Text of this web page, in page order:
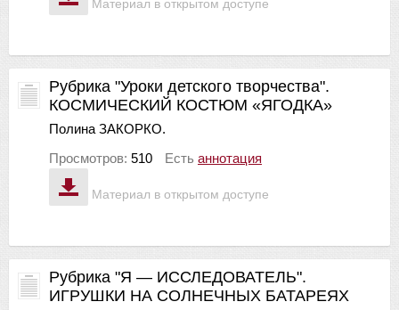
Материал в открытом доступе
Материал в открытом доступе
Рубрика "Уроки детского творчества".
КОСМИЧЕСКИЙ КОСТЮМ «ЯГОДКА»
Полина ЗАКОРКО.
Просмотров: 510 Есть аннотация
Рубрика "Я — ИССЛЕДОВАТЕЛЬ".
ИГРУШКИ НА СОЛНЕЧНЫХ БАТАРЕЯХ